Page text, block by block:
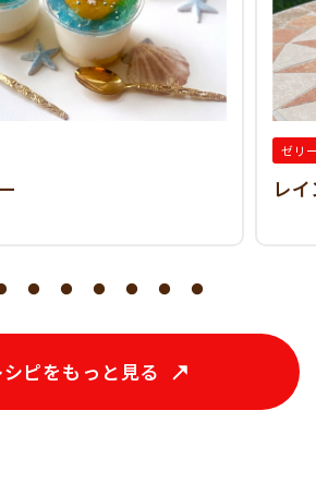
ゼリ
レ
シピをもっと見る